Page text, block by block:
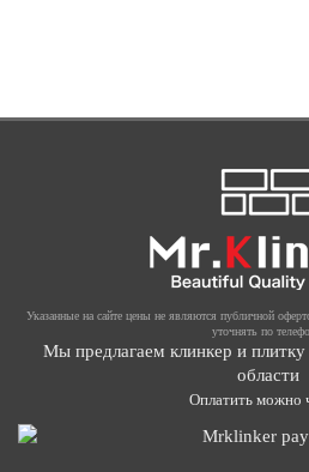
Указанные на сайте цены не являются публичной
уточнять по
Мы предлагаем клинкер и
области
Оплатить можно